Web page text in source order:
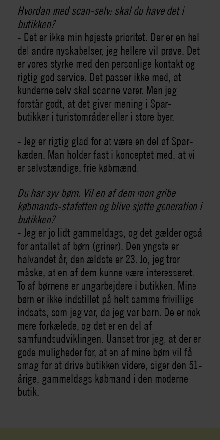
Hvordan med scan-selv: skal du have det i
butikken?
- Det er ikke min højeste prioritet. Der er en hel
del andre nyskabelser, jeg hellere vil prøve. Det
er vores styrke med den personlige kontakt og
rigtig god service. Det passer ikke med, at
kunderne selv skal scanne varer. Men jeg
forstår godt, at det giver mening i Spar-
butikker i turistområder eller i store byer.
- Jeg er rigtig glad for at være en del af Spar-
kæden. Man holder fast i konceptet med, at vi
er selvstændige, frie købmænd.
Du har syv børn. Vil en af dem mon gribe
købmands-stafetten og blive sjette generation i
butikken?
- Jeg er jo lidt gammeldags, og det gælder også
for antallet af børn (griner). Den yngste er
halvandet år, den ældste er 23. Jo, jeg tror
måske, at en af dem kunne være interesseret.
To af børnene er ungarbejdere i butikken. Mine
børn er ikke indstillet på helt samme frivillige
indsats, som jeg var, da jeg var barn. De er nok
mere forkælede, og det er en del af
samfundsudviklingen. Uanset tror jeg, at der er
gode muligheder for, at en af mine børn vil få
smag for at drive butikken videre, siger den 51-
årige, gammeldags købmand i den moderne
butik.